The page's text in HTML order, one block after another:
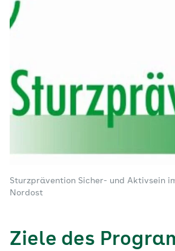
Sturzprävention Sicher- und Aktivsein
Nordost
Ziele des